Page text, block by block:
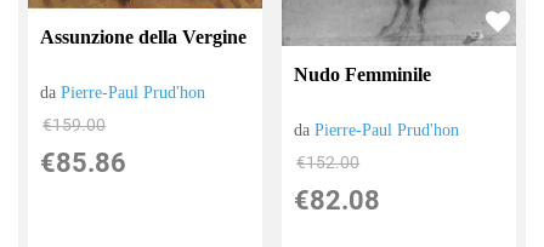
Assunzione della Vergine
daPierre-Paul Prud'hon
€159.00
€85.86
Nudo Femminile
daPierre-Paul Prud'hon
€152.00
€82.08